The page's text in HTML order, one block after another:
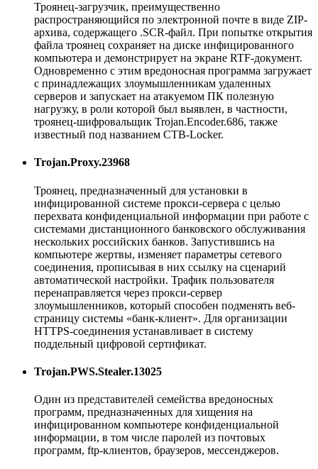
Троянец-загрузчик, преимущественно
распространяющийся по электронной почте в виде ZIP-
архива, содержащего .SCR-файл. При попытке открытия
файла троянец сохраняет на диске инфицированного
компьютера и демонстрирует на экране RTF-документ.
Одновременно с этим вредоносная программа загружает
с принадлежащих злоумышленникам удаленных
серверов и запускает на атакуемом ПК полезную
нагрузку, в роли которой был выявлен, в частности,
троянец-шифровальщик Trojan.Encoder.686, также
известный под названием CTB-Locker.
Trojan.Proxy.23968
Троянец, предназначенный для установки в
инфицированной системе прокси-сервера с целью
перехвата конфиденциальной информации при работе с
системами дистанционного банковского обслуживания
нескольких российских банков. Запустившись на
компьютере жертвы, изменяет параметры сетевого
соединения, прописывая в них ссылку на сценарий
автоматической настройки. Трафик пользователя
перенаправляется через прокси-сервер
злоумышленников, который способен подменять веб-
страницу системы «банк-клиент». Для организации
HTTPS-соединения устанавливает в систему
поддельный цифровой сертификат.
Trojan.PWS.Stealer.13025
Один из представителей семейства вредоносных
программ, предназначенных для хищения на
инфицированном компьютере конфиденциальной
информации, в том числе паролей из почтовых
программ, ftp-клиентов, браузеров, мессенджеров.